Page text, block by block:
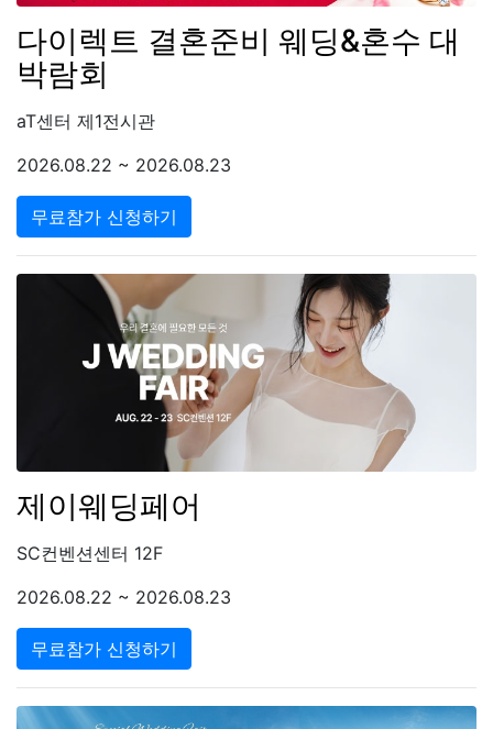
다이렉트 결혼준비 웨딩&혼수 대
박람회
aT센터 제1전시관
2026.08.22 ~ 2026.08.23
무료참가 신청하기
제이웨딩페어
SC컨벤션센터 12F
2026.08.22 ~ 2026.08.23
무료참가 신청하기